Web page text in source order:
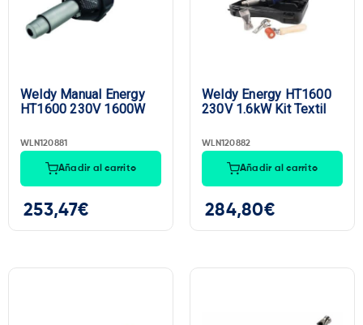
Weldy Manual Energy
HT1600 230V 1600W
WLN120881
Añadir al carrito
253,47€
Weldy Energy HT1600
230V 1.6kW Kit Textil
WLN120882
Añadir al carrito
284,80€